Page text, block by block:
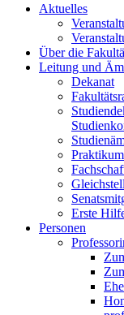
Aktuelles
Über die
Leitung und
Dekanat
Erste
Personen